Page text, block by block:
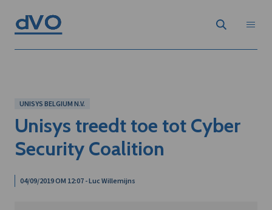
UNISYS BELGIUM N.V.
Unisys treedt toe tot Cyber
Security Coalition
04/09/2019 OM 12:07 - Luc Willemijns